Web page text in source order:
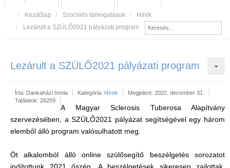
Kezdőlap Szociális támogatások
Hírek
Lezárult a SZÜLŐ2021 pályázati program
Lezárult a SZÜLŐ2021 pályázati program
Írta: Dankaházi Imola Kategória: Hírek
Megjelent: 2022. december 31.
Találatok: 26259
A Magyar Sclerosis Tuberosa Alapítvány
szervezésében, a SZÜLŐ2021 pályázat segítségével egy három
elemből álló program valósulhatott meg.
Öt alkalomból álló online szülősegítő beszélgetés sorozatot